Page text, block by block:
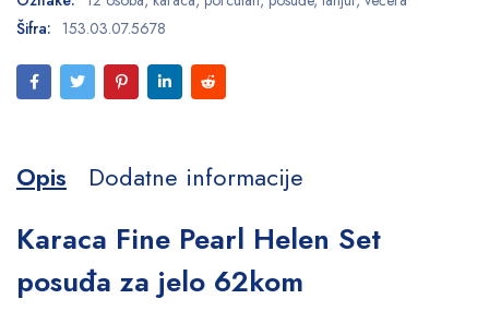
Šifra: 153.03.07.5678
Opis Dodatne informacije
Karaca Fine Pearl Helen Set
posuđa za jelo 62kom